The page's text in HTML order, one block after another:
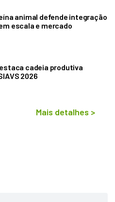
animal defende integração
escala e mercado
cadeia produtiva
2026
Mais detalhes >